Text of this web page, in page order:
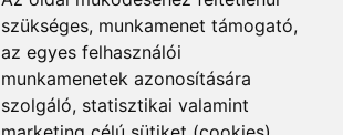
szükséges, munkamenet támogató,
az egyes felhasználói
munkamenetek azonosítására
szolgáló, statisztikai valamint
ELÉRHETŐSÉGEK
+36 1 880 7600
info@mprx.hu